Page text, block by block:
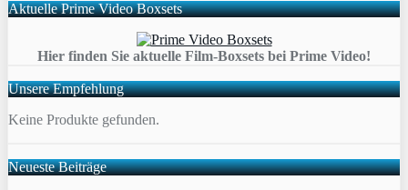
Aktuelle Prime Video Boxsets
Hier finden Sie aktuelle Film-Boxsets bei Prime Video!
Unsere Empfehlung
Keine Produkte gefunden.
Neueste Beiträge